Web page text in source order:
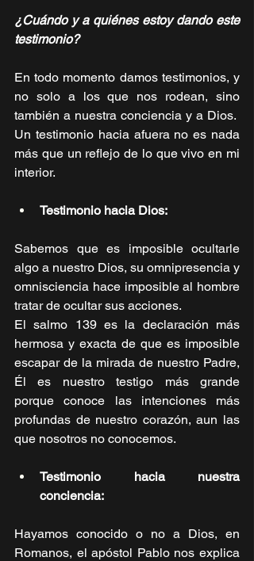
¿Cuándo y a quiénes estoy dando este
testimonio?
En todo momento damos testimonios, y
no solo a los que nos rodean, sino
también a nuestra conciencia y a Dios.
Un testimonio hacia afuera no es nada
más que un reflejo de lo que vivo en mi
interior.
Testimonio hacia Dios:
Sabemos que es imposible ocultarle
algo a nuestro Dios, su omnipresencia y
omnisciencia hace imposible al hombre
tratar de ocultar sus acciones.
El salmo 139 es la declaración más
hermosa y exacta de que es imposible
escapar de la mirada de nuestro Padre,
Él es nuestro testigo más grande
porque conoce las intenciones más
profundas de nuestro corazón, aun las
que nosotros no conocemos.
Testimonio hacia nuestra
conciencia:
Hayamos conocido o no a Dios, en
Romanos, el apóstol Pablo nos explica